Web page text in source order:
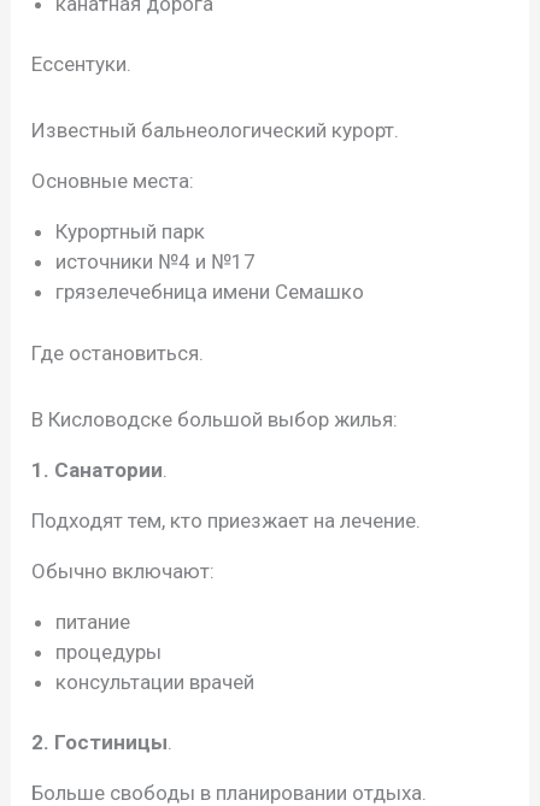
Ессентуки.
Известный бальнеологический курорт.
Основные места:
Курортный парк
источники №4 и №17
грязелечебница имени Семашко
Где остановиться.
В Кисловодске большой выбор жилья:
1. Санатории
Подходят тем, кто приезжает на лечение.
Обычно включают:
питание
процедуры
консультации врачей
2. Гостиницы.
Больше свободы в планировании отдыха.